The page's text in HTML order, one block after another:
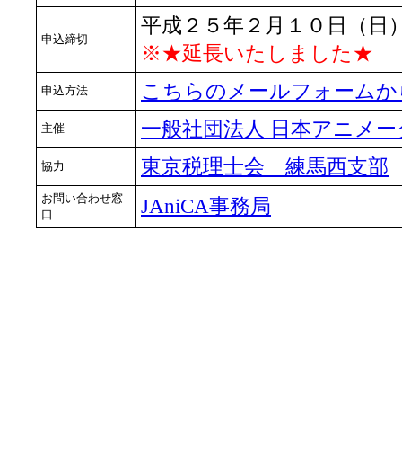
申込締切
平成２５年２月１０日（日
※★延長いたしました★
申込方法 こちらのメールフォーム
主催 一般社団法人 日本アニメ
協力 東京税理士会 練馬西支部
お問い合わせ窓
口
JAniCA事務局